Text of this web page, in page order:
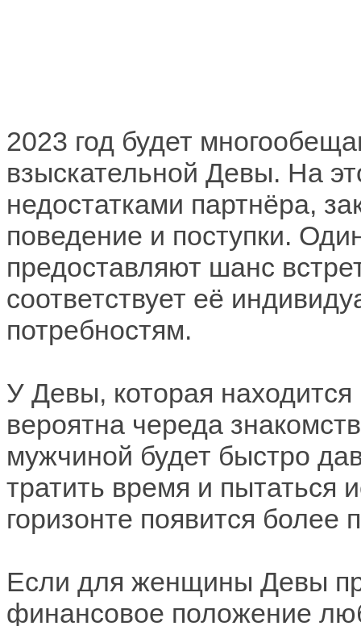
2023 год будет
взыскательной Девы. На
недостатками партнёра,
поведение и поступки.
предоставляют шанс
соответствует её
потребностям.
У Девы, которая
вероятна череда
мужчиной будет быстро
тратить время и пытаться
горизонте появится более
Если для женщины Девы
финансовое положение